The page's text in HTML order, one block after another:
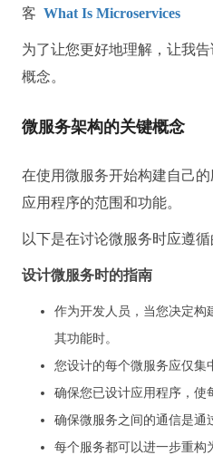
客 What Is Microservices
为了让您更好地理解，让我
概念。
微服务架构的关键概念
在使用微服务开始构建自己
应用程序的范围和功能。
以下是在讨论微服务时应遵循
设计微服务时的指南
作为开发人员，当您决定构
其功能时。
您设计的每个微服务应仅集
确保您已设计应用程序，使
确保微服务之间的通信是通
每个服务都可以进一步重构